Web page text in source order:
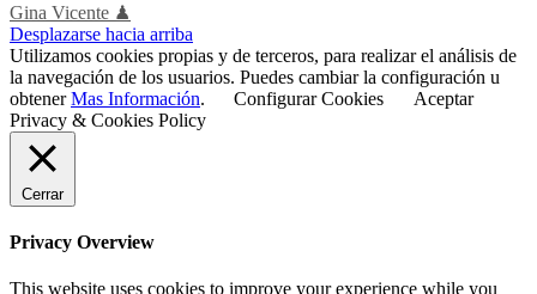
Gina Vicente ♟
Desplazarse hacia arriba
Utilizamos cookies propias y de terceros, para realizar el análisis de
la navegación de los usuarios. Puedes cambiar la configuración u
obtenerMas Información. Configurar Cookies
Aceptar
Privacy & Cookies Policy
Cerrar
Privacy Overview
This website uses cookies to improve your experience while you